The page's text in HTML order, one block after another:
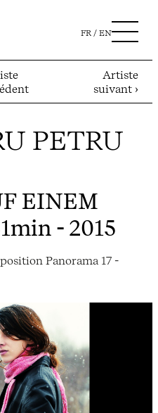
FR EN
Artiste
suivant ›
PETRU
EINEM
- 2015
Panorama 17 -